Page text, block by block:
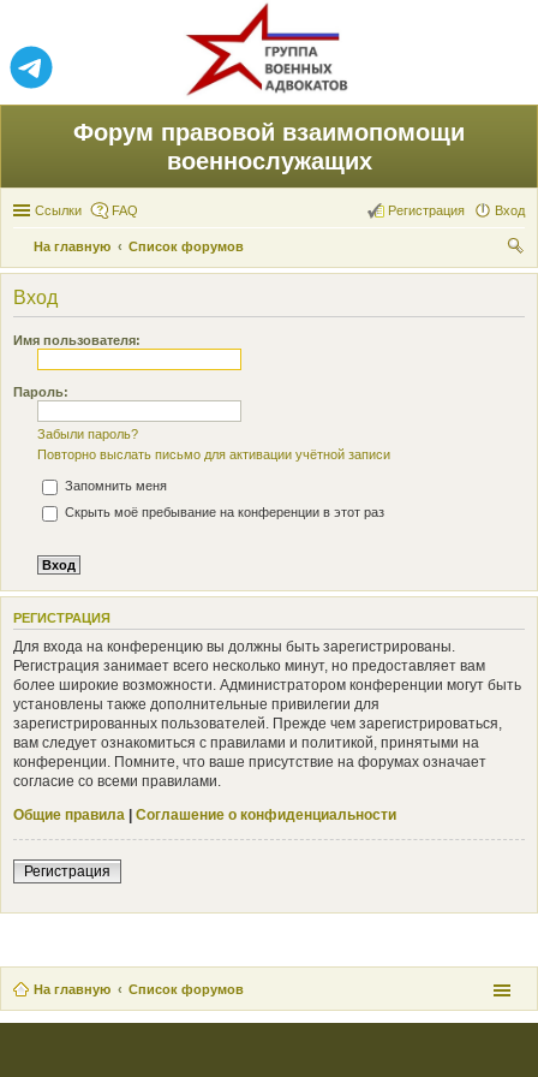
Форум правовой взаимопомощи
военнослужащих
Ссылки FAQ Вход
Регистрация
На главную
Список форумов
ои
Вход
Имя пользователя:
Пароль:
Забыли пароль?
Повторно выслать письмо для активации учётной записи
Запомнить меня
Скрыть моё пребывание на конференции в этот раз
РЕГИСТРАЦИЯ
Для входа на конференцию вы должны быть зарегистрированы.
Регистрация занимает всего несколько минут, но предоставляет вам
более широкие возможности. Администратором конференции могут быть
установлены также дополнительные привилегии для
зарегистрированных пользователей. Прежде чем зарегистрироваться,
вам следует ознакомиться с правилами и политикой, принятыми на
конференции. Помните, что ваше присутствие на форумах означает
согласие со всеми правилами.
Общие правила | Соглашение о конфиденциальности
Регистрация
На главную Список форумов